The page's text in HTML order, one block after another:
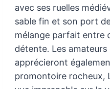
avec ses ruelles
sable fin et son port
mélange parfait entre
détente. Les
apprécieront
promontoire rocheux,